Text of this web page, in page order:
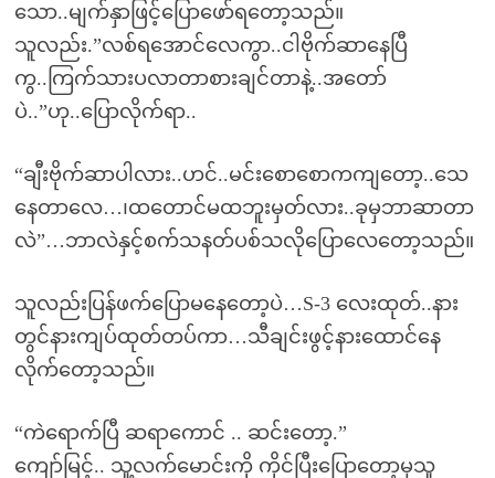
သော..မျက်နှာဖြင့်ပြောဖော်ရတော့သည်။
သူလည်း.”လစ်ရအောင်လေကွာ..ငါဗိုက်ဆာနေပြီ
ကွ..ကြက်သားပလာတာစားချင်တာနဲ့..အတော်
ပဲ..”ဟု..ပြောလိုက်ရာ..
“ချီးဗိုက်ဆာပါလား..ဟင်..မင်းစောစောကကျတော့..သေ
နေတာလေ…၊ထတောင်မထဘူးမှတ်လား..ခုမှဘာဆာတာ
လဲ”…ဘာလဲနှင့်စက်သနတ်ပစ်သလိုပြောလေတော့သည်။
သူလည်းပြန်ဖက်ပြောမနေတော့ပဲ…S-3 လေးထုတ်..နား
တွင်နားကျပ်ထုတ်တပ်ကာ…သီချင်းဖွင့်နားထောင်နေ
လိုက်တော့သည်။
“ကဲရောက်ပြီ ဆရာကောင် .. ဆင်းတော့.”
ကျော်မြင့်.. သူ့လက်မောင်းကို ကိုင်ပြီးပြောတော့မှသူ